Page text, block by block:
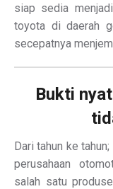
siap sedia
toyota di daerah
secepatnya
Bukti
Dari tahun ke
perusahaan
salah satu